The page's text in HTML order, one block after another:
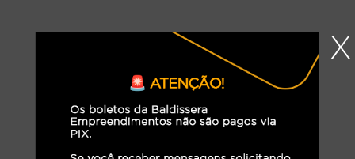
X
Infraestrutura:
Ruas Pavimentadas
Rede de Energia Elétrica
Área Verde
Área de Utilidade Pública